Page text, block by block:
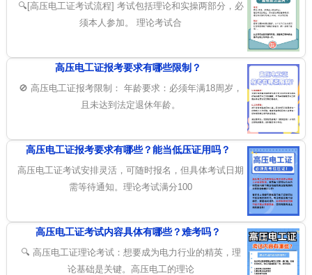
🔍[高压电工证考试流程] 考试包括理论和实操两部分，必
须本人参加。 理论考试合
高压电工证报考要求有哪些限制？
🚫 高压电工证报考限制： 年龄要求：必须年满18周岁，
且未达到法定退休年龄。
高压电工证报考要求有哪些？能当低压证用吗？
高压电工证考试安排灵活，可随时报名，但具体考试日期
需等待通知。理论考试满分100
高压电工证考试内容具体有哪些？难考吗？
🔍 高压电工证理论考试：想要成为电力行业的精英，理
论基础是关键。高压电工的理论